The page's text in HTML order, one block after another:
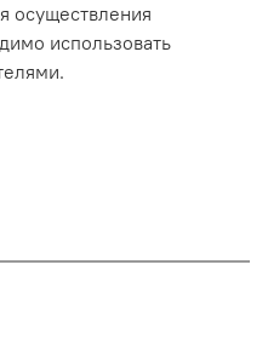
осуществления
использовать